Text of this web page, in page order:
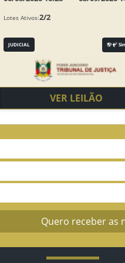
Lotes Ativos:2/2
JUDICIAL
VER LEILÃO
Quero receber as